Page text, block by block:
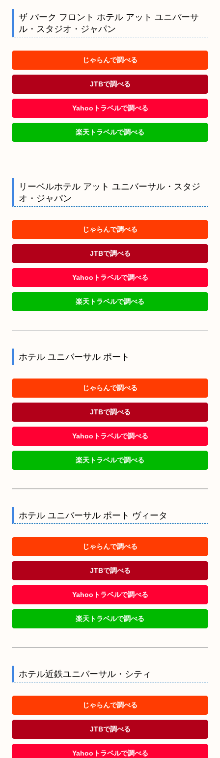
ザ パーク フロント ホテル アット ユニバーサ
ル・スタジオ・ジャパン
じゃらんで調べる
JTBで調べる
Yahooトラベルで調べる
楽天トラベルで調べる
リーベルホテル アット ユニバーサル・スタジ
オ・ジャパン
じゃらんで調べる
JTBで調べる
Yahooトラベルで調べる
楽天トラベルで調べる
ホテル ユニバーサル ポート
じゃらんで調べる
JTBで調べる
Yahooトラベルで調べる
楽天トラベルで調べる
ホテル ユニバーサル ポート ヴィータ
じゃらんで調べる
JTBで調べる
Yahooトラベルで調べる
楽天トラベルで調べる
ホテル近鉄ユニバーサル・シティ
じゃらんで調べる
JTBで調べる
Yahooトラベルで調べる